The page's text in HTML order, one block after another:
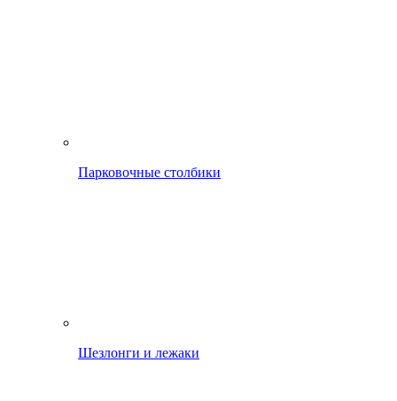
Парковочные столбики
Шезлонги и лежаки